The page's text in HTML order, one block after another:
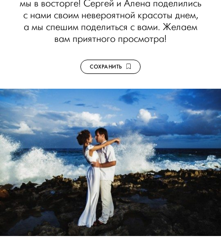
мы в восторге! Сергей и Алена поделились
с нами своим невероятной красоты днем,
а мы спешим поделиться с вами. Желаем
вам приятного просмотра!
СОХРАНИТЬ